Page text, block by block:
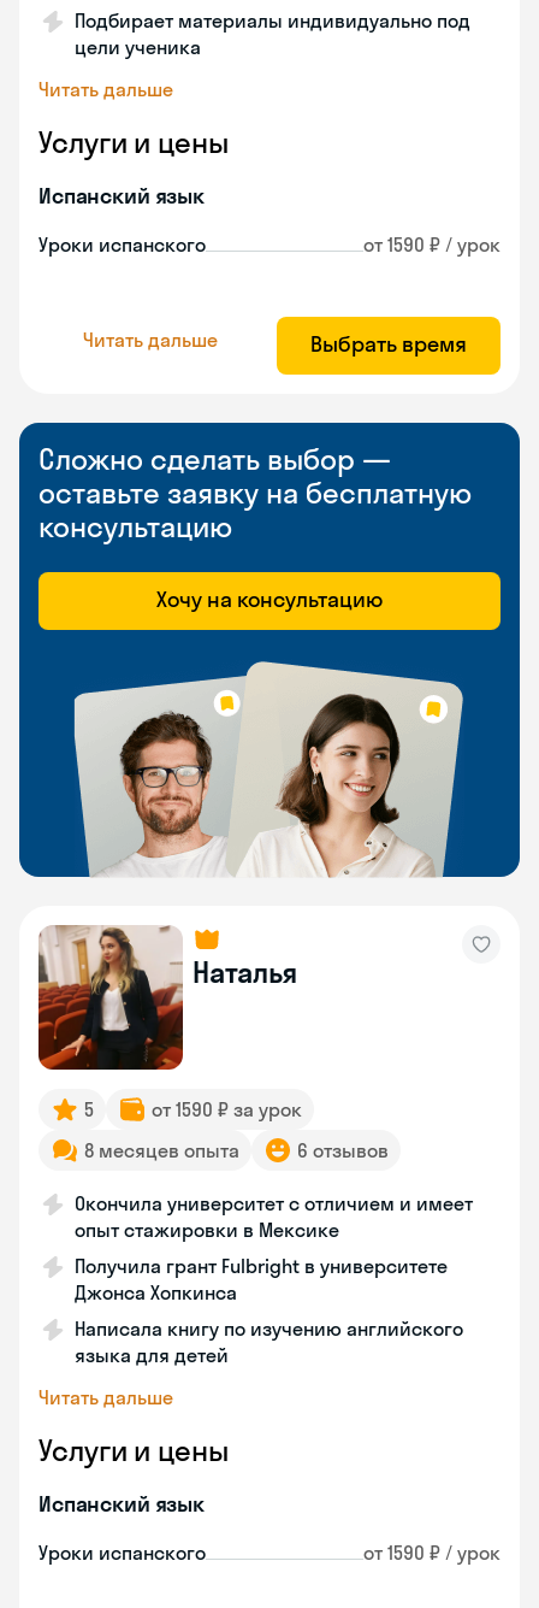
Подбирает материалы индивидуально под
цели ученика
Читать дальше
Услуги и цены
Испанский язык
Уроки испанского от 1590 ₽ / урок
Читать дальше Выбрать время
Сложно сделать выбор —
оставьте заявку на бесплатную
консультацию
Хочу на консультацию
Наталья
5
от 1590 ₽ за урок
8 месяцев опыта
6 отзывов
Окончила университет с отличием и имеет
опыт стажировки в Мексике
Получила грант Fulbright в университете
Джонса Хопкинса
Написала книгу по изучению английского
языка для детей
Читать дальше
Услуги и цены
Испанский язык
Уроки испанского от 1590 ₽ / урок